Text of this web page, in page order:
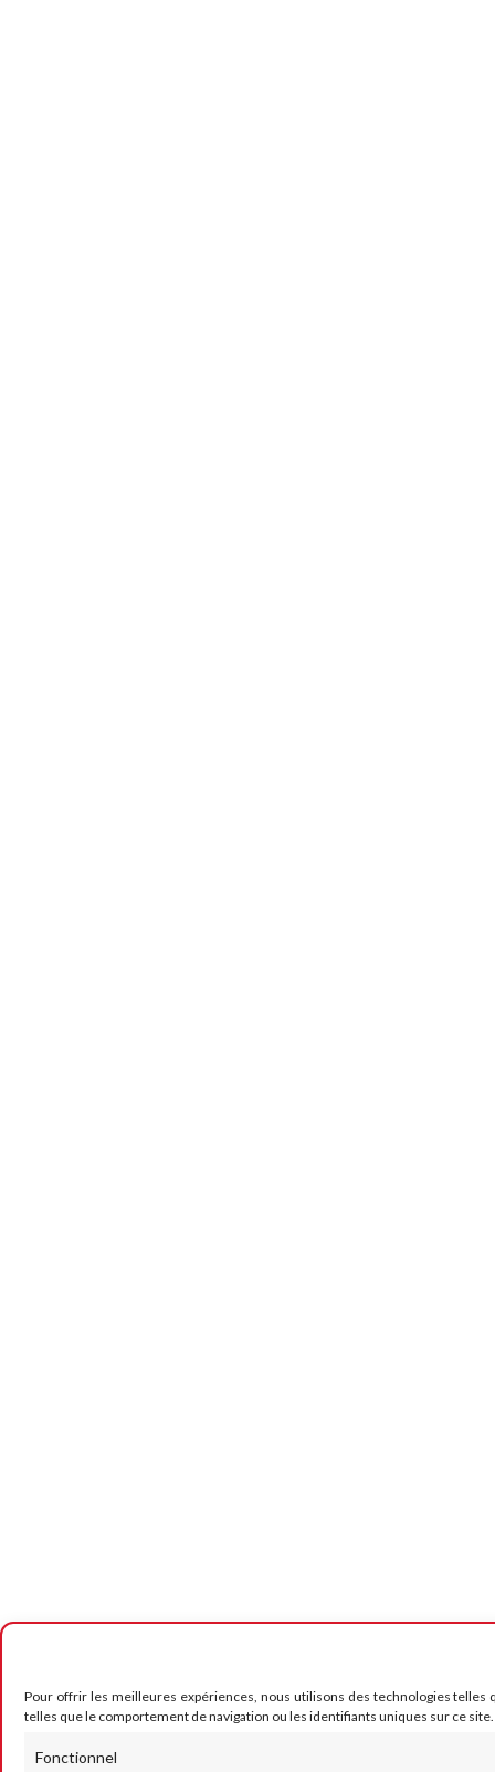
Pour offrir les meilleures expériences, nous utilisons des technologies
telles que le comportement de navigation ou les identifiants uniques sur ce
Fonctionnel